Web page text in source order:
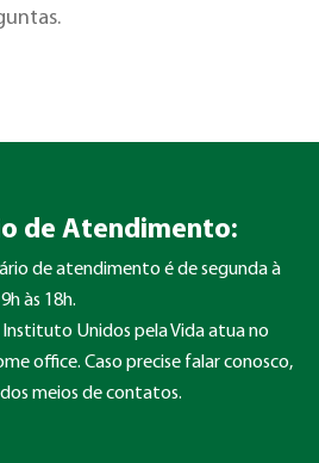
de Atendimento:
de atendimento é de segunda à
às 18h.
Unidos pela Vida atua no
office. Caso precise falar conosco,
meios de contatos.